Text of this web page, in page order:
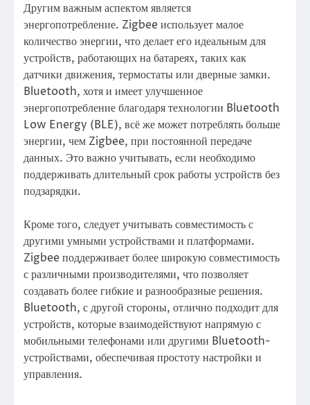
Другим важным аспектом является
энергопотребление. Zigbee использует малое
количество энергии, что делает его идеальным для
устройств, работающих на батареях, таких как
датчики движения, термостаты или дверные замки.
Bluetooth, хотя и имеет улучшенное
энергопотребление благодаря технологии Bluetooth
Low Energy (BLE), всё же может потреблять больше
энергии, чем Zigbee, при постоянной передаче
данных. Это важно учитывать, если необходимо
поддерживать длительный срок работы устройств без
подзарядки.
Кроме того, следует учитывать совместимость с
другими умными устройствами и платформами.
Zigbee поддерживает более широкую совместимость
с различными производителями, что позволяет
создавать более гибкие и разнообразные решения.
Bluetooth, с другой стороны, отлично подходит для
устройств, которые взаимодействуют напрямую с
мобильными телефонами или другими Bluetooth-
устройствами, обеспечивая простоту настройки и
управления.